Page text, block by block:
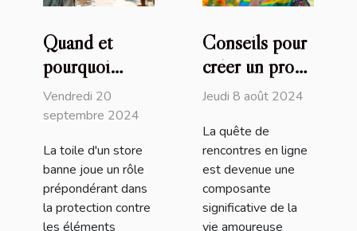
Quand et
pourquoi
remplacer la
toile de votre
Vendredi 20
septembre 2024
La toile d'un store
banne joue un rôle
prépondérant dans
la protection contre
les éléments
Conseils pour
créer un profil
attrayant sur
rencontres
transgenres
Jeudi 8 août 2024
La quête de
rencontres en ligne
est devenue une
composante
significative de la
vie amoureuse